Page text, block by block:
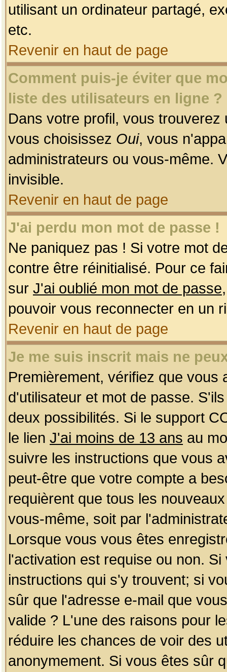
utilisant un ordinateur partagé,
etc.
Revenir en haut de page
Comment puis-je éviter que
liste des utilisateurs en ligne ?
Dans votre profil, vous
vous choisissez Oui, vous
administrateurs ou vous-même.
invisible.
Revenir en haut de page
J'ai perdu mon mot de passe !
Ne paniquez pas ! Si votre mot
contre être réinitialisé. Pour ce
sur J'ai oublié mon mot de passe
pouvoir vous reconnecter en un
Revenir en haut de page
Je me suis inscrit mais ne
Premièrement, vérifiez que
d'utilisateur et mot de passe.
deux possibilités. Si le support
le lien J'ai moins de 13 ans au
suivre les instructions que vous
peut-être que votre compte a
requièrent que tous les
vous-même, soit par
Lorsque vous vous êtes
l'activation est requise ou non.
instructions qui s'y trouvent; si
sûr que l'adresse e-mail que
valide ? L'une des raisons pour
réduire les chances de voir des
anonymement. Si vous êtes sûr